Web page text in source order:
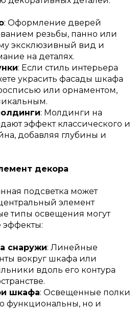
: Оформление дверей
резьбы, панно или
эксклюзивный вид и
на деталях.
: Если стиль интерьера
украсить фасады шкафа
или орнаментом,
: Молдинги на
эффект классического и
добавляя глубины и
декора
подсветка может
элемент
типы освещения могут
эффекты:
снаружи: Линейные
вокруг шкафа или
вдоль его контура
шкафа: Освещенные полки
функциональны, но и